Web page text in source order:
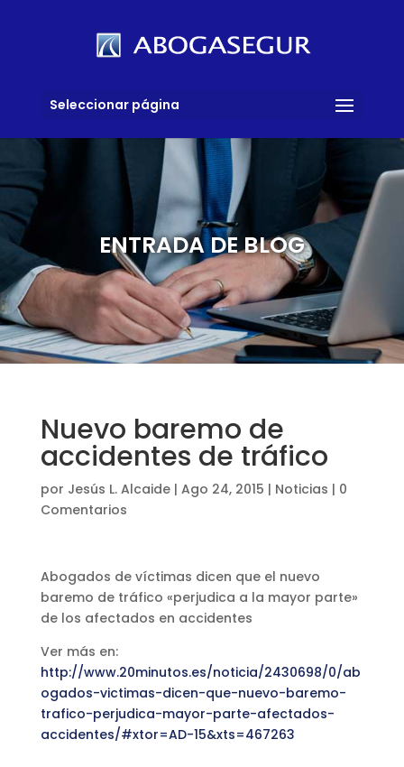
Seleccionar página
ENTRADA DE BLOG
Nuevo baremo de
accidentes de tráfico
por Jesús L. Alcaide| Ago 24, 2015 | Noticias | 0
Comentarios
Abogados de víctimas dicen que el nuevo
baremo de tráfico «perjudica a la mayor parte»
de los afectados en accidentes
Ver más en:
http://www.20minutos.es/noticia/2430698/0/ab
ogados-victimas-dicen-que-nuevo-baremo-
trafico-perjudica-mayor-parte-afectados-
accidentes/#xtor=AD-15&xts=467263